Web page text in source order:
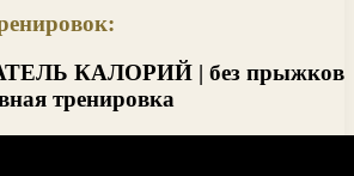
КАЛОРИЙ | без прыжков
тренировка